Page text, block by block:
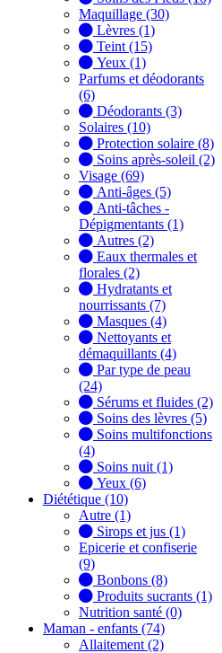
Maquillage (30)
Lèvres (1)
Teint (15)
Yeux (1)
Parfums et déodorants
(6)
Déodorants (3)
Solaires (10)
Protection solaire (8)
Soins après-soleil (2)
Visage (69)
Anti-âges (5)
Anti-tâches -
Dépigmentants (1)
Autres (2)
Eaux thermales et
florales (2)
Hydratants et
nourrissants (7)
Masques (4)
Nettoyants et
démaquillants (4)
Par type de peau
(24)
Sérums et fluides (2)
Soins des lèvres (5)
Soins multifonctions
(4)
Soins nuit (1)
Yeux (6)
Diététique (10)
Autre (1)
Sirops et jus (1)
Epicerie et confiserie
(9)
Bonbons (8)
Produits sucrants (1)
Nutrition santé (0)
Maman - enfants (74)
Allaitement (2)